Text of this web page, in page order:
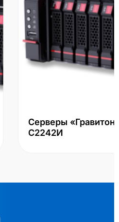
С2082И/С2122И/